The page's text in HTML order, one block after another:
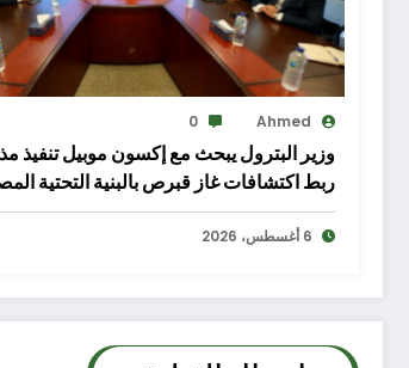
Ahmed
0
وزير البترول يبحث مع إكسون موبيل تنفيذ
ربط اكتشافات غاز قبرص بالبنية التحتية
6 أغسطس، 2026